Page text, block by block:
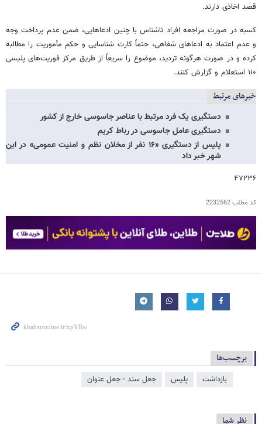
قصد اخاذی دارند.
کسبه در صورت مراجعه افراد ناشناس با چنین ادعاهایی، ضمن عدم پرداخت وجه
و عدم اعتماد به ادعاهای شفاهی، حتماً کارت شناسایی و حکم مأموریت را مطالبه
کرده و در صورت هرگونه تردید، موضوع را سریعاً از طریق مرکز فوریت‌های پلیسی
۱۱۰ استعلام و گزارش کنند.
خبرهای مرتبط
دستگیری یک فرد مرتبط با عناصر جاسوسی خارج از کشور
دستگیری عامل جاسوسی در رباط کریم
پلیس از دستگیری «۱۶ نفر از مخلان نظم و امنیت عمومی» در این
شهر خبر داد
۴۷۲۳۶
کد مطلب2232562
برچسب‌ها
بازداشت پلیس جعل سند - جعل عنوان
نظر شما